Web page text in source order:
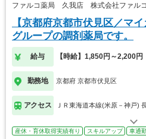
ファルコ薬局 久我店 株式会社ファル
【京都府京都市伏見区／マ
グループの調剤薬局です。
給与 【時給】1,850円～2,200円
勤務地 京都府 京都市伏見区
アクセス ＪＲ東海道本線(米原－神戸)
産休・育休取得実績有り スキルアップ 車通